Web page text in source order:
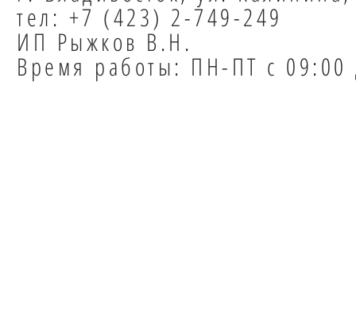
тел: +7 (423) 2-749-249
ИП Рыжков В.Н.
Время работы: ПН-ПТ с 09:00